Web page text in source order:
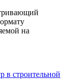
на
в строительной